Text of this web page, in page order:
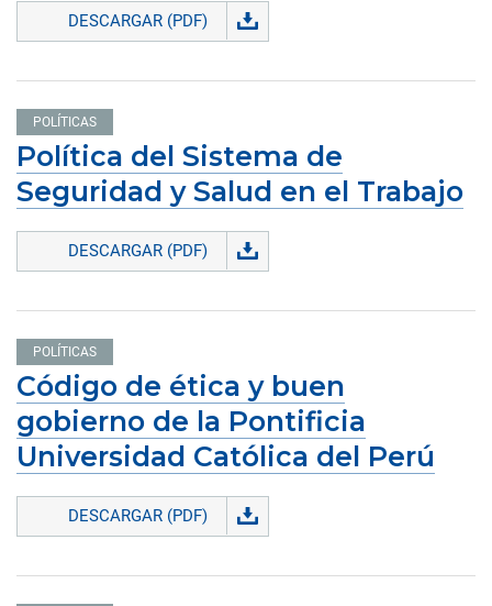
DESCARGAR (PDF)
POLÍTICAS
Política del Sistema de
Seguridad y Salud en el Trabajo
DESCARGAR (PDF)
POLÍTICAS
Código de ética y buen
gobierno de la Pontificia
Universidad Católica del Perú
DESCARGAR (PDF)